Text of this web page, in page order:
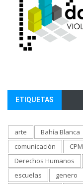
ETIQUETAS
arte Bahía Blanca
comunicación
CPM
Derechos Humanos
escuelas
genero